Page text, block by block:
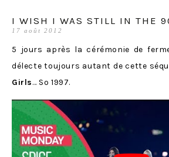
I WISH I WAS STILL IN THE
17 août 2012
5 jours après la cérémonie de
délecte toujours autant de cette
Girls… So 1997.